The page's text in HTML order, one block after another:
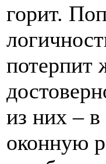
горит.
потерпит
из них –
оконную